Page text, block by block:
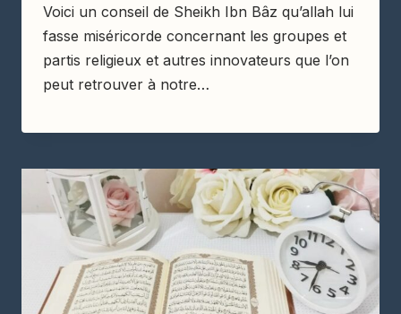
Voici un conseil de Sheikh Ibn Bâz qu’allah lui
fasse miséricorde concernant les groupes et
partis religieux et autres innovateurs que l’on
peut retrouver à notre…